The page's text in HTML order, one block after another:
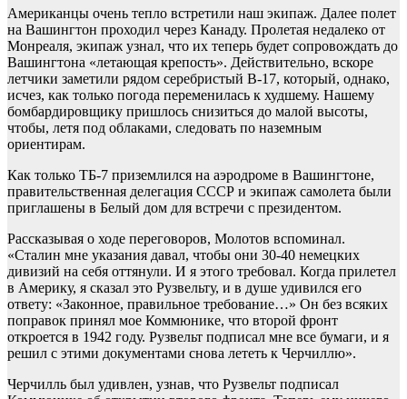
Американцы очень тепло встретили наш экипаж. Далее полет
на Вашингтон проходил через Канаду. Пролетая недалеко от
Монреаля, экипаж узнал, что их теперь будет сопровождать до
Вашингтона «летающая крепость». Действительно, вскоре
летчики заметили рядом серебристый В-17, который, однако,
исчез, как только погода переменилась к худшему. Нашему
бомбардировщику пришлось снизиться до малой высоты,
чтобы, летя под облаками, следовать по наземным
ориентирам.
Как только ТБ-7 приземлился на аэродроме в Вашингтоне,
правительственная делегация СССР и экипаж самолета были
приглашены в Белый дом для встречи с президентом.
Рассказывая о ходе переговоров, Молотов вспоминал.
«Сталин мне указания давал, чтобы они 30-40 немецких
дивизий на себя оттянули. И я этого требовал. Когда прилетел
в Америку, я сказал это Рузвельту, и в душе удивился его
ответу: «Законное, правильное требование…» Он без всяких
поправок принял мое Коммюнике, что второй фронт
откроется в 1942 году. Рузвельт подписал мне все бумаги, и я
решил с этими документами снова лететь к Черчиллю».
Черчилль был удивлен, узнав, что Рузвельт подписал